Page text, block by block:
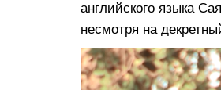
английского языка
несмотря на